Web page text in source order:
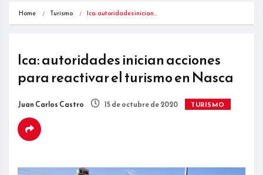
Home Turismo Ica: autoridades inician…
Ica: autoridades inician acciones
para reactivar el turismo en Nasca
Juan Carlos Castro 15 de octubre de 2020 TURISMO